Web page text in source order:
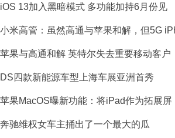
iOS 13加入黑暗模式 多功能加持6月份见
小米高管：虽然高通与苹果和解，但5G
苹果与高通和解 英特尔失去重要移动客户
DS四款新能源车型上海车展亚洲首秀
苹果MacOS曝新功能：将iPad作为拓展屏
奔驰维权女车主捅出了一个最大的瓜